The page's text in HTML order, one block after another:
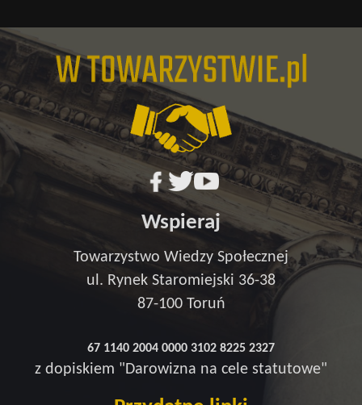
Wspieraj
Towarzystwo Wiedzy Społecznej
ul. Rynek Staromiejski 36-38
87-100 Toruń
67 1140 2004 0000 3102 8225 2327
z dopiskiem "Darowizna na cele statutowe"